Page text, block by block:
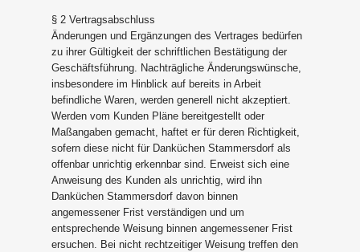
§ 2 Vertragsabschluss
Änderungen und Ergänzungen des Vertrages bedürfen
zu ihrer Gültigkeit der schriftlichen Bestätigung der
Geschäftsführung. Nachträgliche Änderungswünsche,
insbesondere im Hinblick auf bereits in Arbeit
befindliche Waren, werden generell nicht akzeptiert.
Werden vom Kunden Pläne bereitgestellt oder
Maßangaben gemacht, haftet er für deren Richtigkeit,
sofern diese nicht für Danküchen Stammersdorf als
offenbar unrichtig erkennbar sind. Erweist sich eine
Anweisung des Kunden als unrichtig, wird ihn
Danküchen Stammersdorf davon binnen
angemessener Frist verständigen und um
entsprechende Weisung binnen angemessener Frist
ersuchen. Bei nicht rechtzeitiger Weisung treffen den